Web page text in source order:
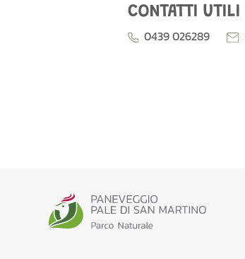
CONTATTI UTILI
0439 026289